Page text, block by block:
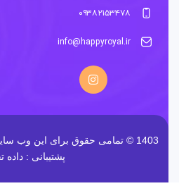
۰۹۳۸۲۱۵۳۴۷۸
info@happyroyal.ir
1403 © تمامی حقوق برای این
پشتیبانی : داده